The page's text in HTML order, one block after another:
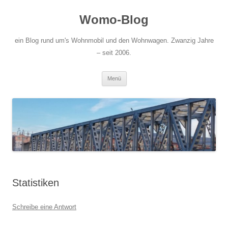
Womo-Blog
ein Blog rund um's Wohnmobil und den Wohnwagen. Zwanzig Jahre
– seit 2006.
Menü
Statistiken
Schreibe eine Antwort